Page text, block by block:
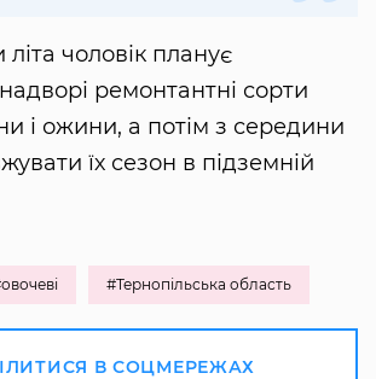
чоловік планує
ремонтантні сорти
і ожини, а потім з середини
їх сезон в підземній
#Тернопільська область
В СОЦМЕРЕЖАХ